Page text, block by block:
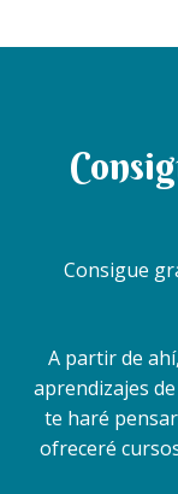
Consigue
A partir de
aprendizajes
te haré
ofreceré